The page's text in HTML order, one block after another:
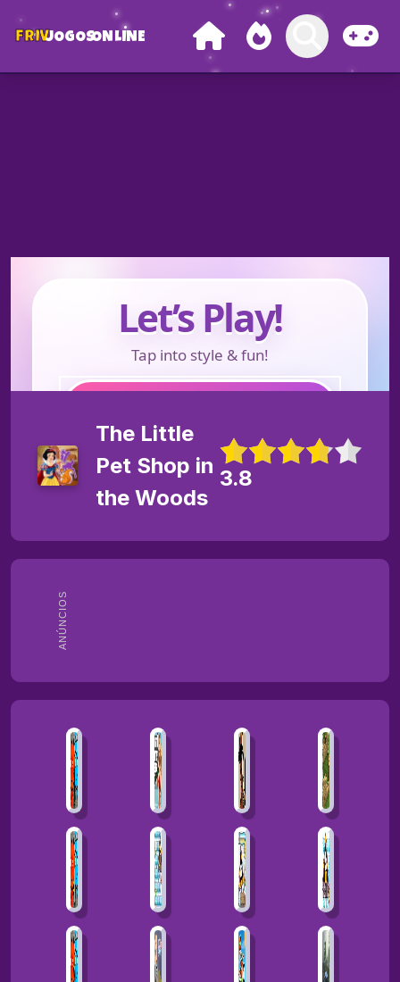
FRIVJOGOSONLINE
ANÚNCIOS
The Little
Pet Shop in
the Woods
3.8